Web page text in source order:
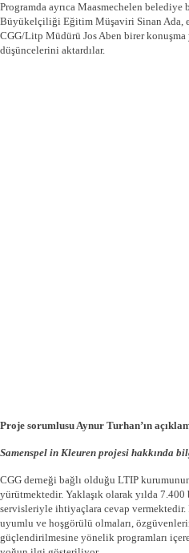
Programda ayrıca Maasmechelen belediye
Büyükelçiliği Eğitim Müşaviri Sinan Ada,
CGG/Litp Müdürü Jos Aben birer
düşüncelerini aktardılar.
Proje sorumlusu Aynur Turhan’ın
Samenspel in Kleuren projesi hakkında
CGG derneği bağlı olduğu LTIP
yürütmektedir. Yaklaşık olarak yılda
servisleriyle ihtiyaçlara cevap
uyumlu ve hoşgörülü olmaları,
güçlendirilmesine yönelik programları